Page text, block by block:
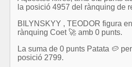
la posició 4957 del rànquing de
BILYNSKYY , TEODOR figura
rànquing Coet 🚀 amb 0 punts.
La suma de 0 punts Patata 🥔
posició 2799.